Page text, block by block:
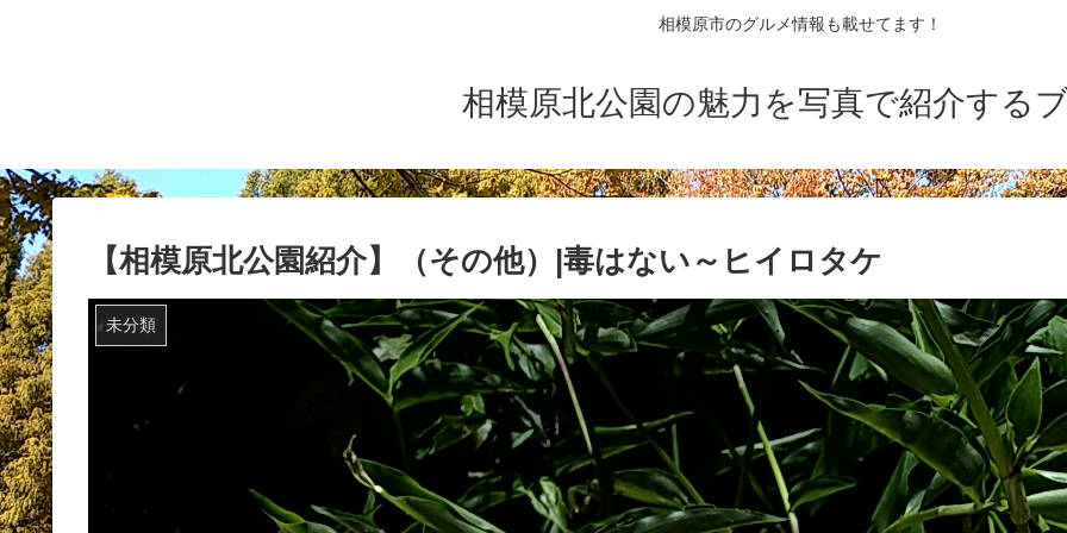
相模原市のグルメ情報も載せてます！
相模原北公園の魅力を写真で紹介する
【相模原北公園紹介】（その他）|毒はない～ヒイロタケ
未分類